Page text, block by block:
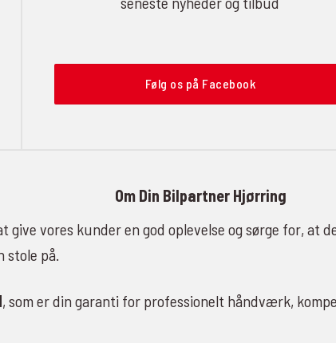
Følg os på Facebook
Om Din Bilpartner Hjørring
vores kunder en god oplevelse og sørge for,
på.
, som er din garanti for professionelt håndværk,